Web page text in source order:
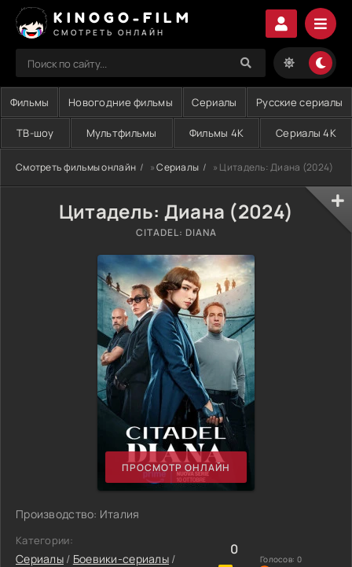
KINOGO-FILM
СМОТРЕТЬ ОНЛАЙН
Фильмы Новогодние фильмы Сериалы Русские сериалы
ТВ-шоу Мультфильмы Фильмы 4K Сериалы 4K
Смотреть фильмы онлайн »Сериалы » Цитадель: Диана (2024)
Цитадель: Диана (2024)
CITADEL: DIANA
ПРОСМОТР ОНЛАЙН
Производство: Италия
Категории:
Сериалы/ Боевики-сериалы /
0
Голосов: 0